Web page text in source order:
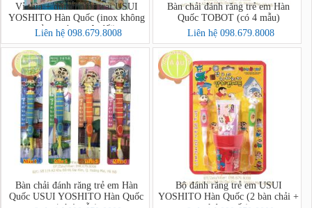
Vỉ thìa + đũa cho bé trai USUI
YOSHITO Hàn Quốc (inox không
gỉ,an toàn tuyệt đối)
Liên hệ 098.679.8008
Bàn chải đánh răng trẻ em Hàn
Quốc TOBOT (có 4 mẫu)
Liên hệ 098.679.8008
Bàn chải đánh răng trẻ em Hàn
Quốc USUI YOSHITO Hàn Quốc
Bộ đánh răng trẻ em USUI
YOSHITO Hàn Quốc (2 bàn chải +